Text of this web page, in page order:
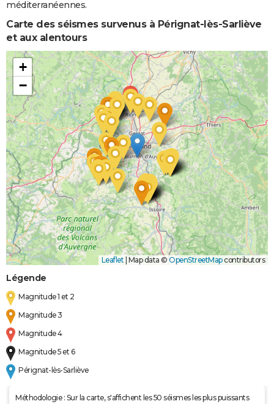
méditerranéennes.
Carte des séismes survenus à Pérignat-lès-Sarliève
et aux alentours
+
−
Leaflet Map data © OpenStreetMapcontributors
Légende
Magnitude 1 et 2
Magnitude 3
Magnitude 4
Magnitude 5 et 6
Pérignat-lès-Sarliève
Méthodologie : Sur la carte, s'affichent les 50 séismes les plus puissants